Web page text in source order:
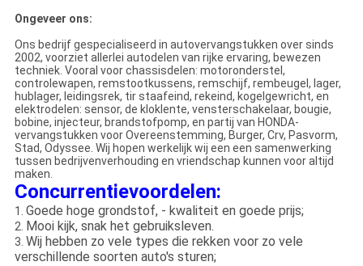
Ongeveer ons:
Ons bedrijf gespecialiseerd in autovervangstukken over sinds
2002, voorziet allerlei autodelen van rijke ervaring, bewezen
techniek. Vooral voor chassisdelen: motoronderstel,
controlewapen, remstootkussens, remschijf, rembeugel, lager,
hublager, leidingsrek, tir staafeind, rekeind, kogelgewricht, en
elektrodelen: sensor, de kloklente, vensterschakelaar, bougie,
bobine, injecteur, brandstofpomp, en partij van HONDA-
vervangstukken voor Overeenstemming, Burger, Crv, Pasvorm,
Stad, Odyssee. Wij hopen werkelijk wij een een samenwerking
tussen bedrijvenverhouding en vriendschap kunnen voor altijd
maken.
Concurrentievoordelen:
1. Goede hoge grondstof, - kwaliteit en goede prijs;
2. Mooi kijk, snak het gebruiksleven.
3. Wij hebben zo vele types die rekken voor zo vele
verschillende soorten auto's sturen;